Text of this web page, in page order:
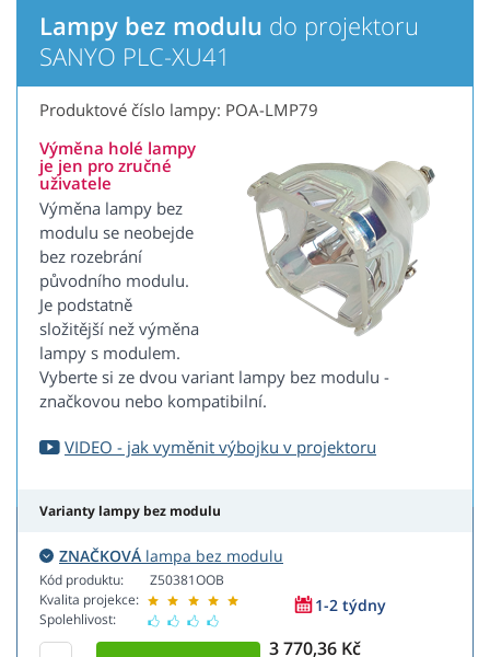
Lampy bez modulu do projektoru
SANYO PLC-XU41
Produktové číslo lampy: POA-LMP79
Výměna holé lampy
je jen pro zručné
uživatele
Výměna lampy bez
modulu se neobejde
bez rozebrání
původního modulu.
Je podstatně
složitější než výměna
lampy s modulem.
Vyberte si ze dvou variant lampy bez modulu -
značkovou nebo kompatibilní.
VIDEO - jak vyměnit výbojku v projektoru
Varianty lampy bez modulu
ZNAČKOVÁ lampa bez modulu
Kód produktu:
Kvalita projekce:
Spolehlivost:
Z50381OOB
1-2 týdny
3 770,36 Kč